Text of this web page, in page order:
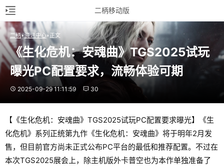
二柄移动版
二柄 资讯中心 正文
《生化危机：安魂曲》TGS2025试玩
曝光PC配置要求，流畅体验可期
2025-09-29 11:11:59 30
【《生化危机：安魂曲》TGS2025试玩PC配置要求曝光】《生
化危机》系列正统第九作《生化危机：安魂曲》将于明年2月发
售，但目前官方尚未正式公布PC平台的最低和推荐配置。不过在
本次TGS2025展会上，除主机版外卡普空也为本作单独准备了